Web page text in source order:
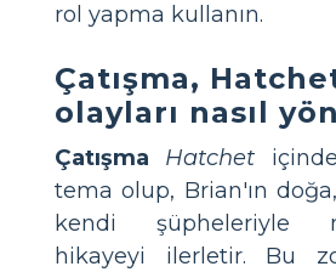
rol yapma kullanın.
Çatışma,
olayları nasıl
Çatışma Hatchet
tema olup, Brian'ın
kendi şüpheleriyle
hikayeyi ilerletir. Bu